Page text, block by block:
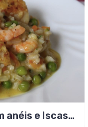
anéis e Iscas